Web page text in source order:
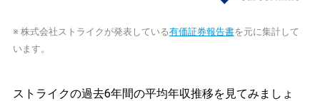
※ 株式会社ストライクが発表している有価証券報告書を元に集計して
います。
ストライクの過去6年間の平均年収推移を見てみましょ